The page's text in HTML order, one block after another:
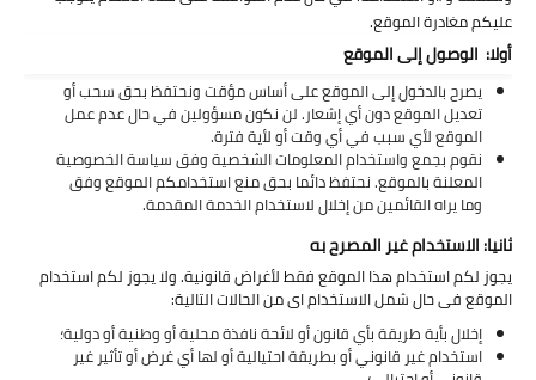
ويندوز
دروس
انترنت
جوجل
فيسبوك
عليكم مغادرة الموقع.
أولا: الوصول إلى الموقع
يصرح بالدخول إلى الموقع على أساس مؤقت ونحتفظ بحق سحب أو
تعديل الموقع دون أي إشعار. لن نكون مسؤولين في حال عدم عمل
الموقع لأي سبب في أي وقت أو لأية فترة.
نقوم بجمع واستخدام المعلومات الشخصية وفق سياسة الخصوصية
المعلنة بالموقع. نحتفظ دائما بحق منع استخدامكم الموقع وفق
وما يراه القائمين من إخلال لاستخدام الخدمة المقدمة.
ثانيا: الاستخدام غير المصرح به
يجوز لكم استخدام هذا الموقع فقط لأغراض قانونية. ولا يجوز لكم استخدام
الموقع فى حال شمل الاستخدام اى من الحالات التالية:
إخلال بأية طريقة بأي قانون أو لائحة نافذة محلية أو وطنية أو دولية؛
استخدام غير قانوني أو بطريقة احتيالية أو لها أي غرض أو تأثير غير